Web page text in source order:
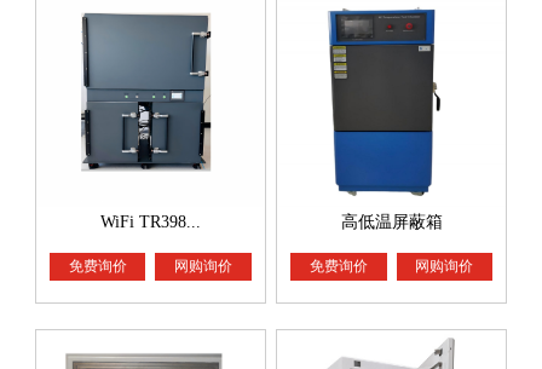
WiFi TR398...
免费询价 网购询价
高低温屏蔽箱
免费询价 网购询价